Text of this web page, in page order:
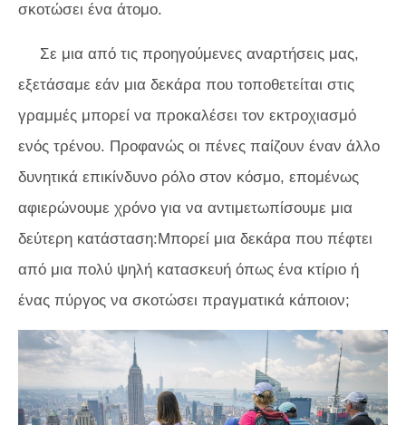
σκοτώσει ένα άτομο.
Σε μια από τις προηγούμενες αναρτήσεις μας,
εξετάσαμε εάν μια δεκάρα που τοποθετείται στις
γραμμές μπορεί να προκαλέσει τον εκτροχιασμό
ενός τρένου. Προφανώς οι πένες παίζουν έναν άλλο
δυνητικά επικίνδυνο ρόλο στον κόσμο, επομένως
αφιερώνουμε χρόνο για να αντιμετωπίσουμε μια
δεύτερη κατάσταση:Μπορεί μια δεκάρα που πέφτει
από μια πολύ ψηλή κατασκευή όπως ένα κτίριο ή
ένας πύργος να σκοτώσει πραγματικά κάποιον;